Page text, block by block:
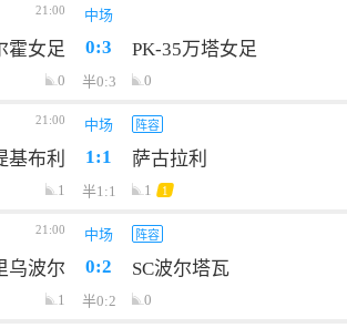
21:00 中场
霍女足 0:3 PK-35万塔女足
0 半0:3 0
21:00 中场 阵容
基布利 1:1 萨古拉利
1 半1:1 1 1
21:00 中场 阵容
乌波尔 0:2 SC波尔塔瓦
1 半0:2 0